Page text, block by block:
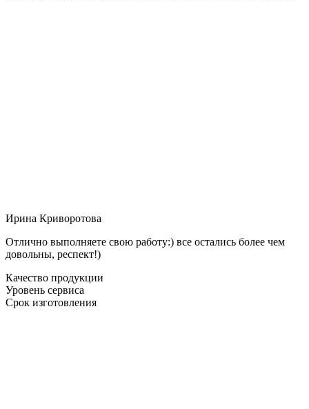
Ирина Криворотова
Отлично выполняете свою работу:) все остались более чем
довольны, респект!)
Качество продукции
Уровень сервиса
Срок изготовления